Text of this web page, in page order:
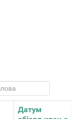
Датум